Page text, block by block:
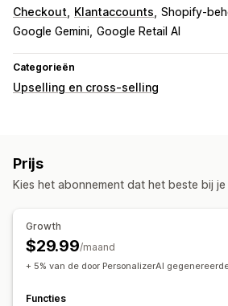
Checkout Klantaccounts Shopify-
Google Gemini Google Retail AI
Categorieën
Upselling en cross-selling
Upselling op de productpagina
Aangepaste CSS Aangepaste HTML
Aanbiedingen en aanbevelingen
Prijs
Kies het abonnement dat het beste bij
Growth
$29.99/maand
+ 5% van de door PersonalizerAI
Functies